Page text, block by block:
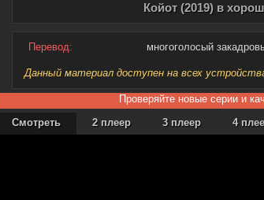
Койот (2019) в
Перевод: многоголосый
Данный материал доступен на всех
Проверяйте новые серии и
Смотреть
2 плеер 3 плеер 4